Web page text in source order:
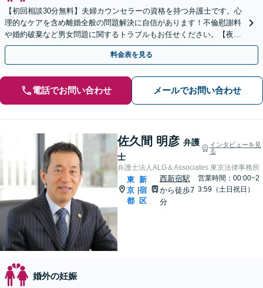
【初回相談30分無料】夫婦カウンセラーの資格を持つ弁護士です。心
理的なケアを含め離婚全般の問題解決に自信があります！不倫慰謝料
や婚約破棄など男女問題に関するトラブルもお任せください。【夜
間・土日相談可】【お子様連れOK】
料金表を見る
電話でお問い合わせ メールでお問い合わせ
佐久間 明彦 弁護
士
インタビューを見
る
弁護士法人ALG＆Associates 東京法律事務所
東
京
都
|
新
宿
区
西新宿駅
から徒歩7
分
営業時間：00:00~2
3:59（土日祝日）
婚外の妊娠